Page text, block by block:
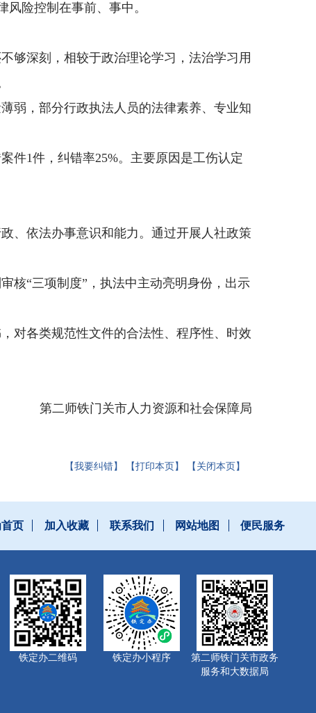
险控制在事前、事中。
够深刻，相较于政治理论学习，法治学习用
弱，部分行政执法人员的法律素养、专业知
件1件，纠错率25%。主要原因是工伤认定
、依法办事意识和能力。通过开展人社政策
核“三项制度”，执法中主动亮明身份，出示
对各类规范性文件的合法性、程序性、时效
第二师铁门关市人力资源和社会保障局
【我要纠错】 【打印本页】 【关闭本页】
页 加入收藏 联系我们 网站地图 便民服务
铁定办二维码 铁定办小程序
第二师铁门关市政务
服务和大数据局